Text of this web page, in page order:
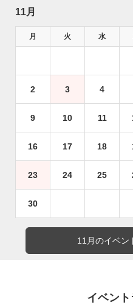
11月
月 火 水
2 3 4
9 10 11
16 17 18
23 24 25
30
11月のイベン
イベン